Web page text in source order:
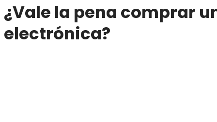
¿Vale la pena comprar
electrónica?